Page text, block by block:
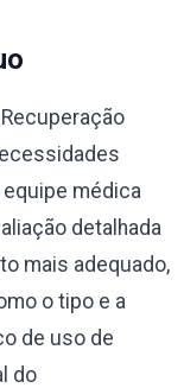
médica
detalhada
mais adequado,
o tipo e a
de uso de
do